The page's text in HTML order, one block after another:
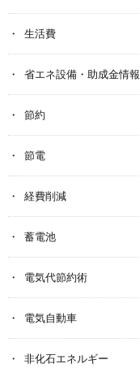
生活費
省エネ設備・助成金情報
節約
節電
経費削減
蓄電池
電気代節約術
電気自動車
非化石エネルギー